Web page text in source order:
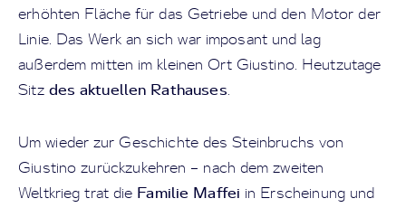
erhöhten Fläche für das Getriebe und den Motor der
Linie. Das Werk an sich war imposant und lag
außerdem mitten im kleinen Ort Giustino. Heutzutage
Sitz des aktuellen Rathauses.
Um wieder zur Geschichte des Steinbruchs von
Giustino zurückzukehren – nach dem zweiten
Weltkrieg trat die Familie Maffei in Erscheinung und